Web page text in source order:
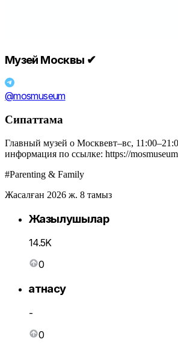
Музей Москвы ✔
@mosmuseum
Сипаттама
Главный музей о Москвевт–вс,
информация по ссылке: https://
#Parenting & Family
Жасалған 2026 ж. 8 тамыз
Жазылушылар
14.5K
0
Қатнасу
-
0